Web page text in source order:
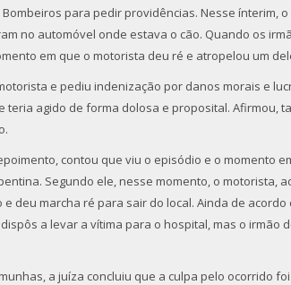
para pedir providências. Nesse ínterim,
no automóvel onde estava o cão. Quando os
em que o motorista deu ré e atropelou um
e pediu indenização por danos morais e
teria agido de forma dolosa e proposital. Afirmou,
contou que viu o episódio e o momento
Segundo ele, nesse momento, o motorista,
deu marcha ré para sair do local. Ainda de acordo
a levar a vítima para o hospital, mas o irmão
a juíza concluiu que a culpa pelo ocorrido foi